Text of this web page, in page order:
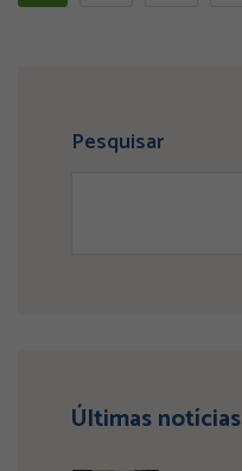
Pesquisar
Últimas notícias